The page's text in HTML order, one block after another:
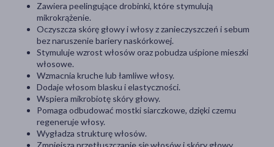
Zawiera peelingujące drobinki, które stymulują
mikrokrążenie.
Oczyszcza skórę głowy i włosy z zanieczyszczeń i sebum
bez naruszenie bariery naskórkowej.
Stymuluje wzrost włosów oraz pobudza uśpione mieszki
włosowe.
Wzmacnia kruche lub łamliwe włosy.
Dodaje włosom blasku i elastyczności.
Wspiera mikrobiotę skóry głowy.
Pomaga odbudować mostki siarczkowe, dzięki czemu
regeneruje włosy.
Wygładza strukturę włosów.